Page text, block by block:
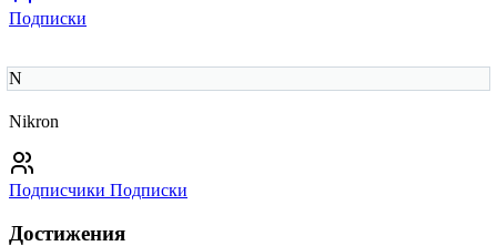
Подписки
N
Nikron
Подписчики Подписки
Достижения